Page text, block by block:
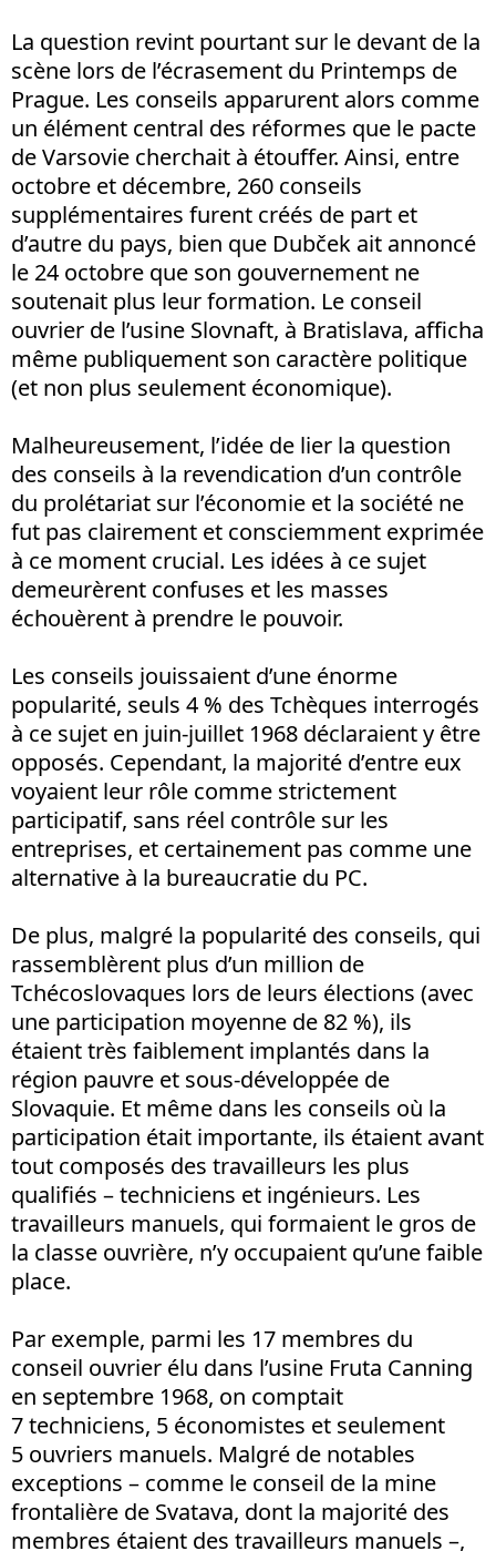
La question revint pourtant sur le devant de la
scène lors de l’écrasement du Printemps de
Prague. Les conseils apparurent alors comme
un élément central des réformes que le pacte
de Varsovie cherchait à étouffer. Ainsi, entre
octobre et décembre, 260 conseils
supplémentaires furent créés de part et
d’autre du pays, bien que Dubček ait annoncé
le 24 octobre que son gouvernement ne
soutenait plus leur formation. Le conseil
ouvrier de l’usine Slovnaft, à Bratislava, afficha
même publiquement son caractère politique
(et non plus seulement économique).
Malheureusement, l’idée de lier la question
des conseils à la revendication d’un contrôle
du prolétariat sur l’économie et la société ne
fut pas clairement et consciemment exprimée
à ce moment crucial. Les idées à ce sujet
demeurèrent confuses et les masses
échouèrent à prendre le pouvoir.
Les conseils jouissaient d’une énorme
popularité, seuls 4 % des Tchèques interrogés
à ce sujet en juin-juillet 1968 déclaraient y être
opposés. Cependant, la majorité d’entre eux
voyaient leur rôle comme strictement
participatif, sans réel contrôle sur les
entreprises, et certainement pas comme une
alternative à la bureaucratie du PC.
De plus, malgré la popularité des conseils, qui
rassemblèrent plus d’un million de
Tchécoslovaques lors de leurs élections (avec
une participation moyenne de 82 %), ils
étaient très faiblement implantés dans la
région pauvre et sous-développée de
Slovaquie. Et même dans les conseils où la
participation était importante, ils étaient avant
tout composés des travailleurs les plus
qualifiés – techniciens et ingénieurs. Les
travailleurs manuels, qui formaient le gros de
la classe ouvrière, n’y occupaient qu’une faible
place.
Par exemple, parmi les 17 membres du
conseil ouvrier élu dans l’usine Fruta Canning
en septembre 1968, on comptait
7 techniciens, 5 économistes et seulement
5 ouvriers manuels. Malgré de notables
exceptions – comme le conseil de la mine
frontalière de Svatava, dont la majorité des
membres étaient des travailleurs manuels –,